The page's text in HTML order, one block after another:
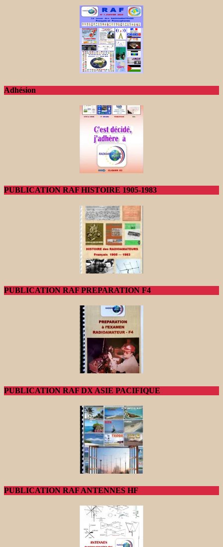
Adhésion
PUBLICATION RAF HISTOIRE 1905-1983
PUBLICATION RAF PREPARATION F4
PUBLICATION RAF DX ASIE PACIFIQUE
PUBLICATION RAF ANTENNES HF